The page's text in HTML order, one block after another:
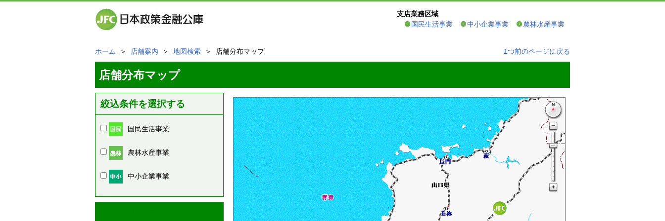
支店業務区域
国民生活事業
中小企業事業 農林水産事業
ホーム ＞ 店舗案内 ＞ 地図検索 ＞ 店舗分布マップ 1つ前のページに戻る
店舗分布マップ
絞込条件を選択する
国民生活事業
農林水産事業
中小企業事業